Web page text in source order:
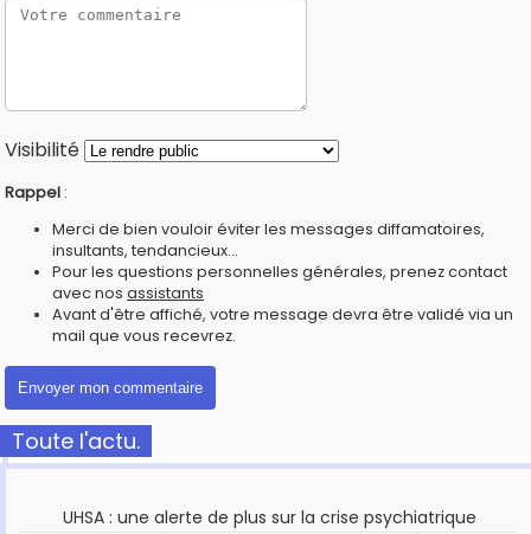
Visibilité
Rappel :
Merci de bien vouloir éviter les messages diffamatoires,
insultants, tendancieux...
Pour les questions personnelles générales, prenez contact
avec nos assistants
Avant d'être affiché, votre message devra être validé via un
mail que vous recevrez.
Toute l'actu.
UHSA : une alerte de plus sur la crise psychiatrique